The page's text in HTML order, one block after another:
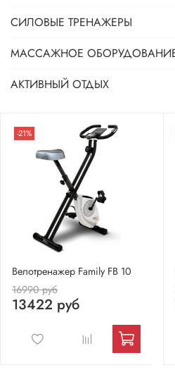
-21%
Велотренажер Family FB 10
16990 руб
13422 руб
СИЛОВЫЕ ТРЕНАЖЕРЫ
МАССАЖНОЕ
АКТИВНЫЙ ОТДЫХ